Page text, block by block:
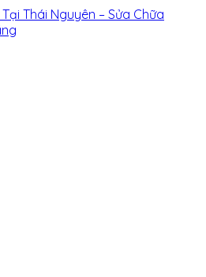
Thái Nguyên – Sửa Chữa